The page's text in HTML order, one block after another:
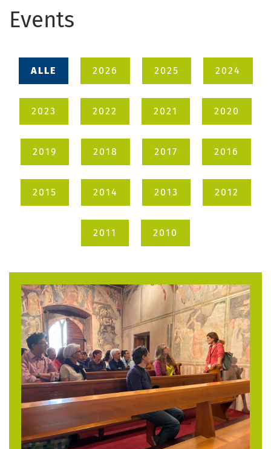
Events
ALLE 2026 2025 2024
2023 2022 2021 2020
2019 2018 2017 2016
2015 2014 2013 2012
2011 2010